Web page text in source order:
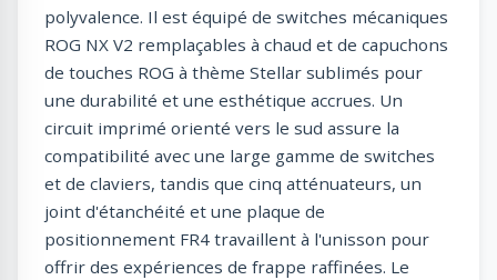
polyvalence. Il est équipé de switches mécaniques
ROG NX V2 remplaçables à chaud et de capuchons
de touches ROG à thème Stellar sublimés pour
une durabilité et une esthétique accrues. Un
circuit imprimé orienté vers le sud assure la
compatibilité avec une large gamme de switches
et de claviers, tandis que cinq atténuateurs, un
joint d'étanchéité et une plaque de
positionnement FR4 travaillent à l'unisson pour
offrir des expériences de frappe raffinées. Le